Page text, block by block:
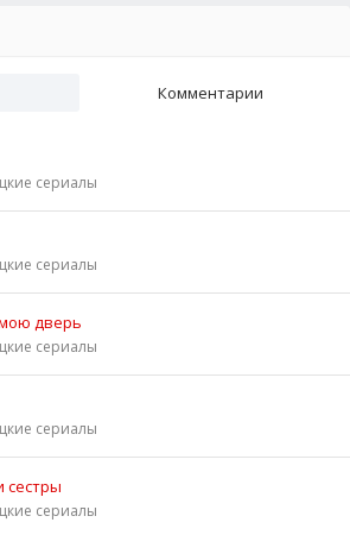
Комментарии
сериалы
сериалы
дверь
сериалы
сериалы
сестры
сериалы